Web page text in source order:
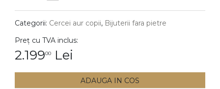
DIAMANTE Vezi toate
Cercei
Categorii: Cercei aur copii, Bijuterii fara pietre
Preț cu TVA inclus:
2.19900 Lei
ADAUGA IN COS